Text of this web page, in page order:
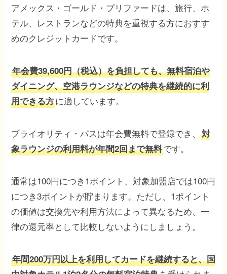
アメックス・ゴールド・プリファードは、旅行、ホ
テル、レストランなどの特典を重視する方におすす
めのクレジットカードです。
年会費39,600円（税込）を負担しても、無料宿泊や
ダイニング、空港ラウンジなどの特典を継続的に利
用できる方に適しています。
プライオリティ・パスは年会費無料で登録でき、対
象ラウンジの利用料が年間2回まで無料です。
通常は100円につき1ポイント、対象加盟店では100円
につき3ポイントが貯まります。ただし、1ポイント
の価値は交換先や利用方法によって異なるため、一
律の還元率として比較しないようにしましょう。
年間200万円以上を利用してカードを継続すると、国